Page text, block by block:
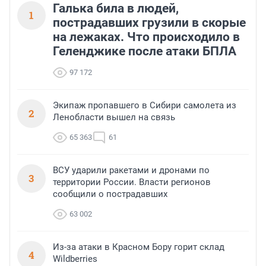
1
Галька била в людей,
пострадавших грузили в скорые
на лежаках. Что происходило в
Геленджике после атаки БПЛА
97 172
2
Экипаж пропавшего в Сибири самолета из
Ленобласти вышел на связь
65 363 61
3
ВСУ ударили ракетами и дронами по
территории России. Власти регионов
сообщили о пострадавших
63 002
4
Из-за атаки в Красном Бору горит склад
Wildberries